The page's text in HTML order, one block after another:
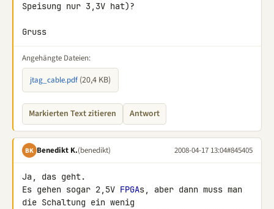
Speisung nur 3,3V hat)?
Gruss
Angehängte Dateien:
jtag_cable.pdf (20,4 KB)
Markierten Text zitieren Antwort
BK Benedikt K.(benedikt) 2008-04-17 13:04#845405
Ja, das geht.
Es gehen sogar 2,5V FPGAs, aber dann muss man
die Schaltung ein wenig